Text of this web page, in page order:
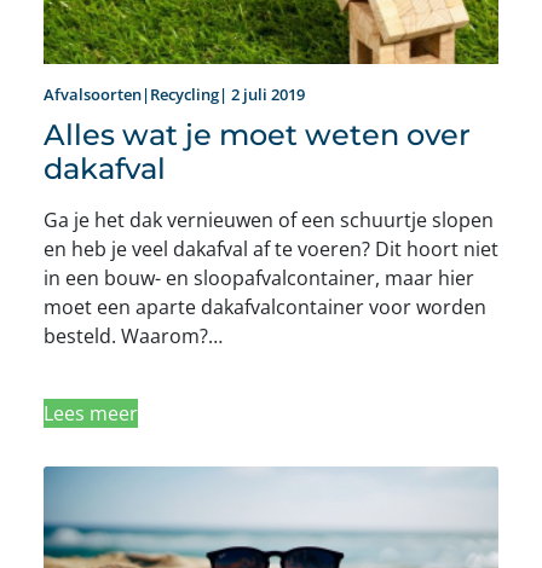
Afvalsoorten|Recycling| 2 juli 2019
Alles wat je moet weten over
dakafval
Ga je het dak vernieuwen of een schuurtje slopen
en heb je veel dakafval af te voeren? Dit hoort niet
in een bouw- en sloopafvalcontainer, maar hier
moet een aparte dakafvalcontainer voor worden
besteld. Waarom?…
Lees meer